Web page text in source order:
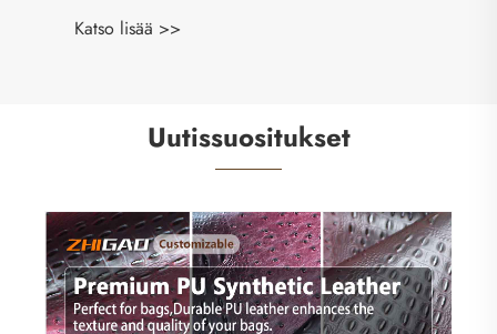
Katso lisää >>
Uutissuositukset